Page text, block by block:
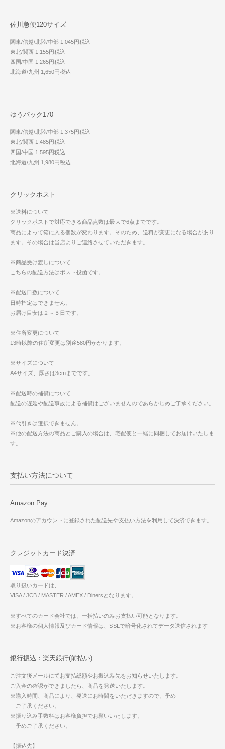
佐川急便120サイズ
関東/信越/北陸/中部 1,045円税込
東北/関西 1,155円税込
四国/中国 1,265円税込
北海道/九州 1,650円税込
ゆうパック170
関東/信越/北陸/中部 1,375円税込
東北/関西 1,485円税込
四国/中国 1,595円税込
北海道/九州 1,980円税込
クリックポスト
※送料について
クリックポストで対応できる商品点数は最大で6点までです。
商品によって箱に入る個数が変わります。そのため、送料が変更になる場合があり
ます。その場合は当店よりご連絡させていただきます。
※商品受け渡しについて
こちらの配送方法はポスト投函です。
※配送日数について
日時指定はできません。
お届け目安は２～５日です。
※住所変更について
13時以降の住所変更は別途580円かかります。
※サイズについて
A4サイズ、厚さは3cmまでです。
※配送時の補償について
配送の遅延や配送事故による補償はございませんのであらかじめご了承ください。
※代引きは選択できません。
※他の配送方法の商品とご購入の場合は、宅配便と一緒に同梱してお届けいたしま
す。
支払い方法について
Amazon Pay
Amazonのアカウントに登録された配送先や支払い方法を利用して決済できます。
クレジットカード決済
取り扱いカードは、
VISA / JCB / MASTER / AMEX / Dinersとなります。
※すべてのカード会社では、一括払いのみお支払い可能となります。
※お客様の個人情報及びカード情報は、SSLで暗号化されてデータ送信されます
銀行振込：楽天銀行(前払い)
ご注文後メールにてお支払総額やお振込み先をお知らせいたします。
ご入金の確認ができましたら、商品を発送いたします。
※購入時間、商品により、発送にお時間をいただきますので、予め
ご了承ください。
※振り込み手数料はお客様負担でお願いいたします。
予めご了承ください。
【振込先】